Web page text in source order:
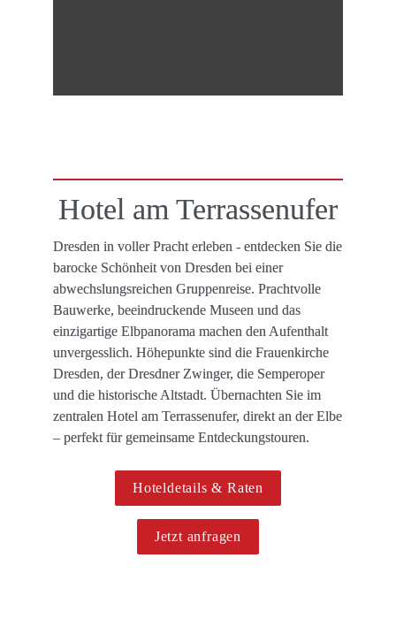
Hotel am Terrassenufer
Dresden in voller Pracht erleben - entdecken Sie die
barocke Schönheit von Dresden bei einer
abwechslungsreichen Gruppenreise. Prachtvolle
Bauwerke, beeindruckende Museen und das
einzigartige Elbpanorama machen den Aufenthalt
unvergesslich. Höhepunkte sind die Frauenkirche
Dresden, der Dresdner Zwinger, die Semperoper
und die historische Altstadt. Übernachten Sie im
zentralen Hotel am Terrassenufer, direkt an der Elbe
– perfekt für gemeinsame Entdeckungstouren.
Hoteldetails & Raten
Jetzt anfragen